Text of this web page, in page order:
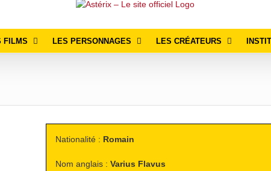
FILMS LES PERSONNAGES LES CRÉATEURS
Nationalité : Romain
Nom anglais :Varius Flavus